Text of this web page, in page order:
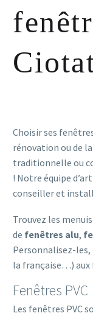
Choisir ses
rénovation ou de
traditionnelle ou
! Notre équipe
conseiller et
Trouvez les
de fenêtres alu,
Personnalisez-
la française…) aux
Fenêtres PVC
Les fenêtres PVC